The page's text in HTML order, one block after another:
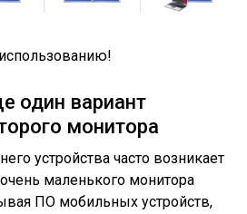
один вариант
монитора
устройства часто возникает
маленького монитора
ПО мобильных устройств,